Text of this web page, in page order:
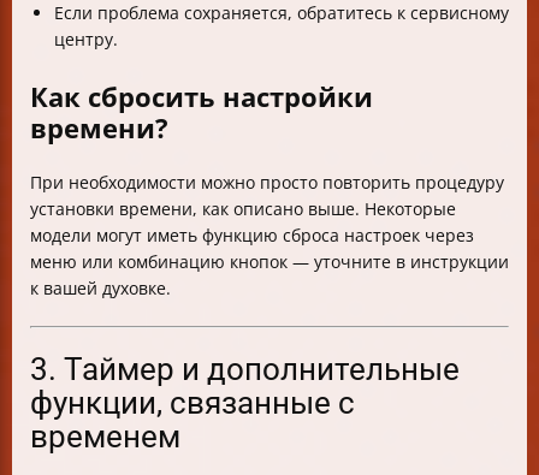
Если проблема сохраняется, обратитесь к сервисному
центру.
Как сбросить настройки
времени?
При необходимости можно просто повторить процедуру
установки времени, как описано выше. Некоторые
модели могут иметь функцию сброса настроек через
меню или комбинацию кнопок — уточните в инструкции
к вашей духовке.
3. Таймер и дополнительные
функции, связанные с
временем